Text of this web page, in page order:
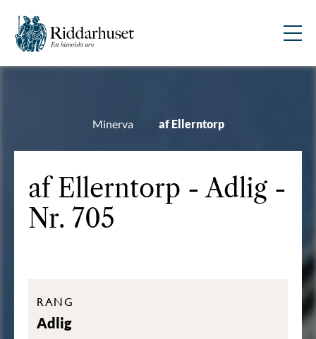
Minerva af Ellerntorp
af Ellerntorp - Adlig -
Nr. 705
RANG
Adlig